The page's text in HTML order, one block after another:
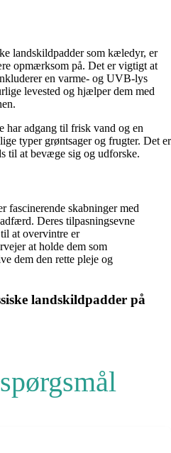
landskildpadder som kæledyr, er
opmærksom på. Det er vigtigt at
en varme- og UVB-lys
levested og hjælper dem med
har adgang til frisk vand og en
typer grøntsager og frugter. Det er
til at bevæge sig og udforske.
fascinerende skabninger med
Deres tilpasningsevne
at overvintre er
at holde dem som
dem den rette pleje og
landskildpadder på